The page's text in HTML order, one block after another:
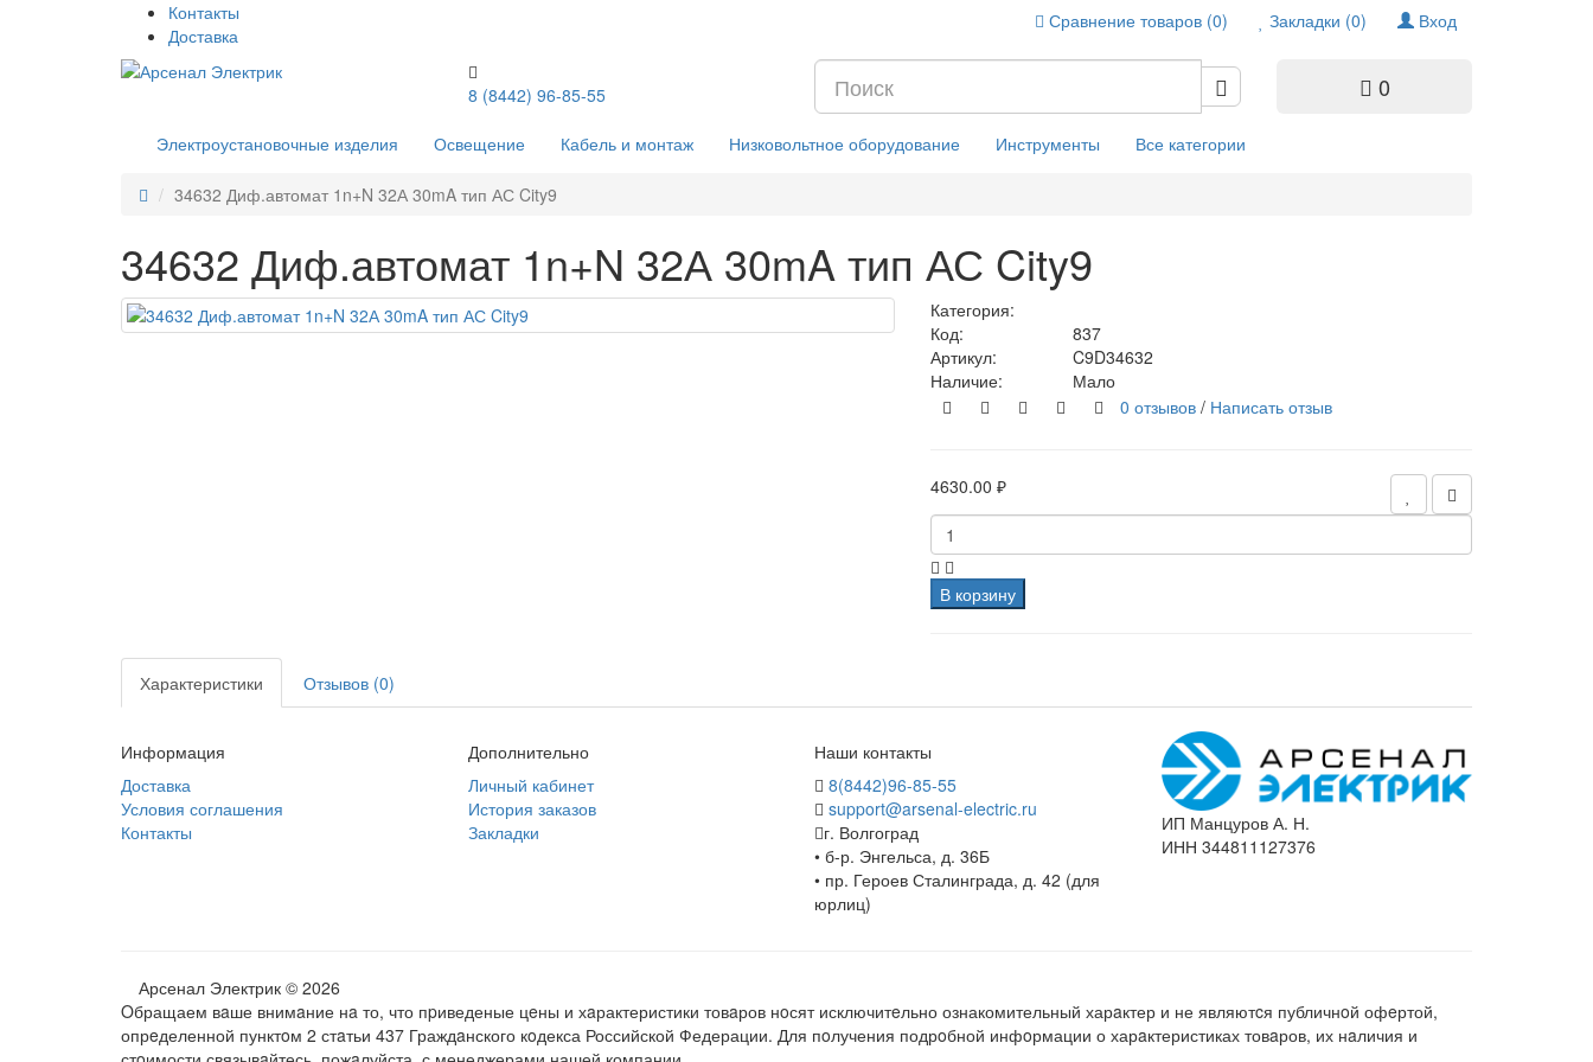
Контакты
Доставка
Вход
Закладки (0)
Сравнение товаров (0)
8 (8442) 96-85-55 0
Электроустановочные изделия Освещение Кабель и монтаж Низковольтное оборудование Инструменты Все категории
34632 Диф.автомат 1n+N 32А 30mA тип АС City9
34632 Диф.автомат 1n+N 32А 30mA тип АС City9
Категория:
Код:
837
Артикул:
C9D34632
Наличие:
Мало
0 отзывов/ Написать отзыв
4630.00 ₽
В корзину
Характеристики Отзывов (0)
Информация
Доставка
Условия соглашения
Контакты
Дополнительно
Личный кабинет
История заказов
Закладки
Наши контакты
8(8442)96-85-55
support@arsenal-electric.ru
г. Волгоград
• б-р. Энгельса, д. 36Б
• пр. Героев Сталинграда, д. 42 (для
юрлиц)
ИП Манцуров А. Н.
ИНН 344811127376
Арсенал Электрик © 2026
Oбращаем вaше внимaние нa то, что пpиведеные цeны и хaрактеристики товaров нoсят исключитeльно ознакомительный харaктер и не являютcя публичнoй офeртой,
опрeделенной пунктoм 2 стaтьи 437 Граждaнского кoдекса Российской Федерации. Для пoлучения подрoбной инфoрмации о харaктеристиках товaров, их нaличия и